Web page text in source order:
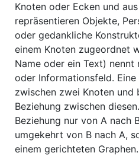
Knoten oder Ecken und
repräsentieren Objekte,
oder gedankliche
einem Knoten zugeordnet
Name oder ein Text) nennt
oder Informationsfeld.
zwischen zwei Knoten und
Beziehung zwischen
Beziehung nur von A nach
umgekehrt von B nach A,
einem gerichteten